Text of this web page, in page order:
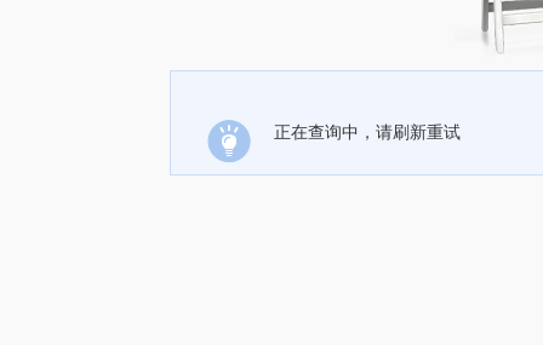
正在查询中，请刷新重试